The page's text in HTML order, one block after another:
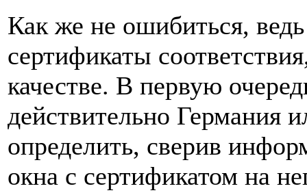
Как же не ошибиться,
сертификаты
качестве. В первую
действительно Германия
определить, сверив
окна с сертификатом на